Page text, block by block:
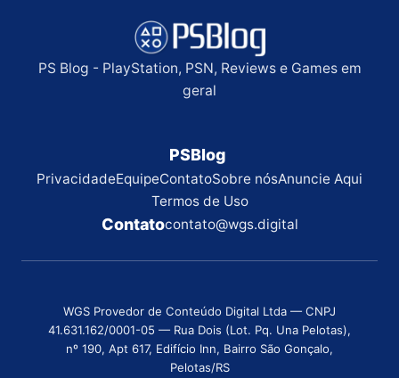
PS Blog - PlayStation, PSN, Reviews e Games em
geral
PSBlog
PrivacidadeEquipeContatoSobre nósAnuncie Aqui
Termos de Uso
Contatocontato@wgs.digital
WGS Provedor de Conteúdo Digital Ltda — CNPJ
41.631.162/0001-05 — Rua Dois (Lot. Pq. Una Pelotas),
nº 190, Apt 617, Edifício Inn, Bairro São Gonçalo,
Pelotas/RS